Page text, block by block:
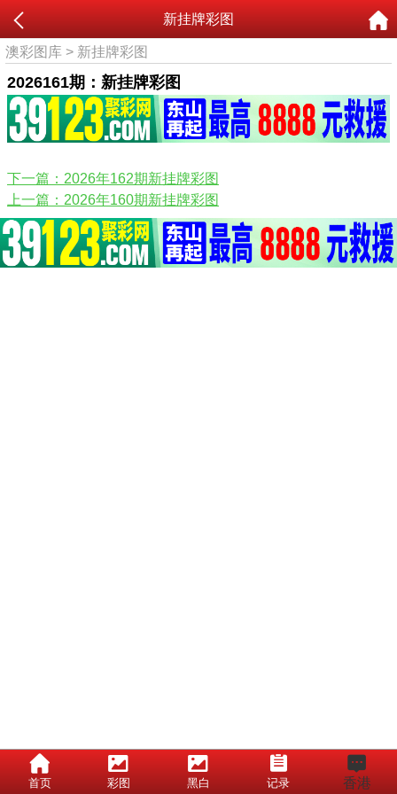
首页 彩图 黑白 记录 香港
新挂牌彩图
澳彩图库 > 新挂牌彩图
2026161期：新挂牌彩图
下一篇：2026年162期新挂牌彩图
上一篇：2026年160期新挂牌彩图